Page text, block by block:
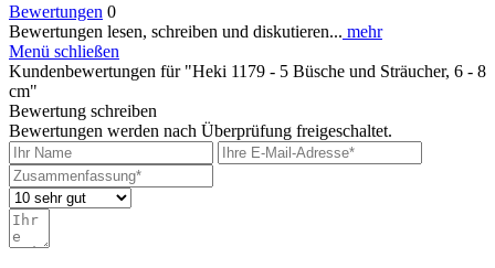
Bewertungen 0
Bewertungen lesen, schreiben und diskutieren... mehr
Menü schließen
Kundenbewertungen für "Heki 1179 - 5 Büsche und Sträucher, 6 - 8
cm"
Bewertung schreiben
Bewertungen werden nach Überprüfung freigeschaltet.